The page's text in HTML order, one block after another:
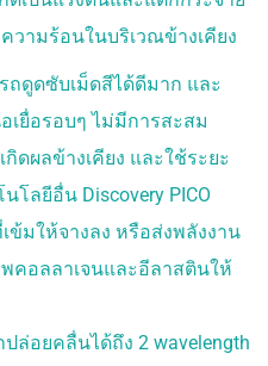
ACNE SCAR
ชับรูขุมขน
ย
ดขน LONG
YAG
BLOG
วามร้อนในบริเวณข้างเคียง
ถดูดซับเม็ดสีได้ดีมาก และ
เยื่อรอบๆ ไม่มีการสะสม
ดผลข้างเคียง และใช้ระยะ
โลยีอื่น Discovery PICO
ข้มให้จางลง หรือส่งพลังงาน
คอลลาเจนและอีลาสตินให้
ปล่อยคลื่นได้ถึง 2 wavelength